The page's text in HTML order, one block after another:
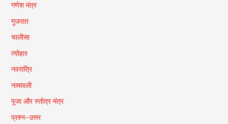
गणेश मंत्र
गुजरात
चालीसा
त्योहार
नवरात्रि
नामावली
पूजा और स्तोत्र मंत्र
प्रश्न-उत्तर